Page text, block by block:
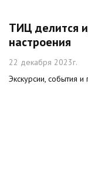
ТИЦ делится
настроения
22 декабря 2023г.
Экскурсии, события